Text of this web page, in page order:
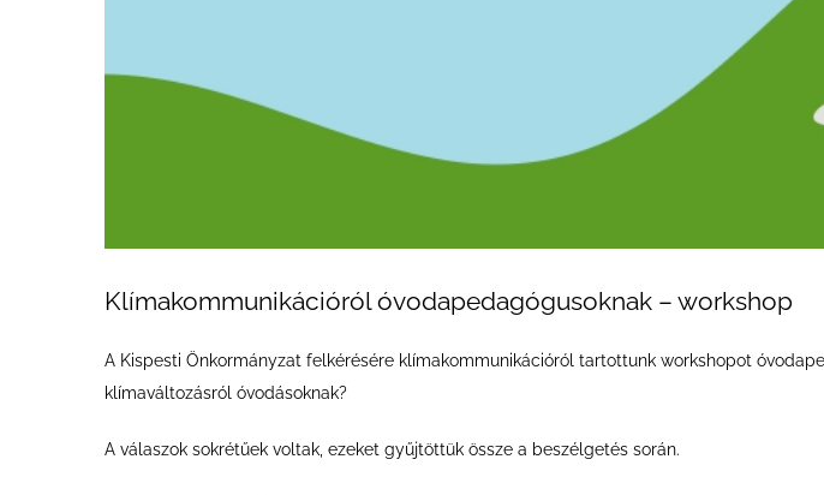
Klímakommunikációról óvodapedagógusoknak – workshop
A Kispesti Önkormányzat felkérésére klímakommunikációról tartottunk workshopot
klímaváltozásról óvodásoknak?
A válaszok sokrétűek voltak, ezeket gyűjtöttük össze a beszélgetés során.